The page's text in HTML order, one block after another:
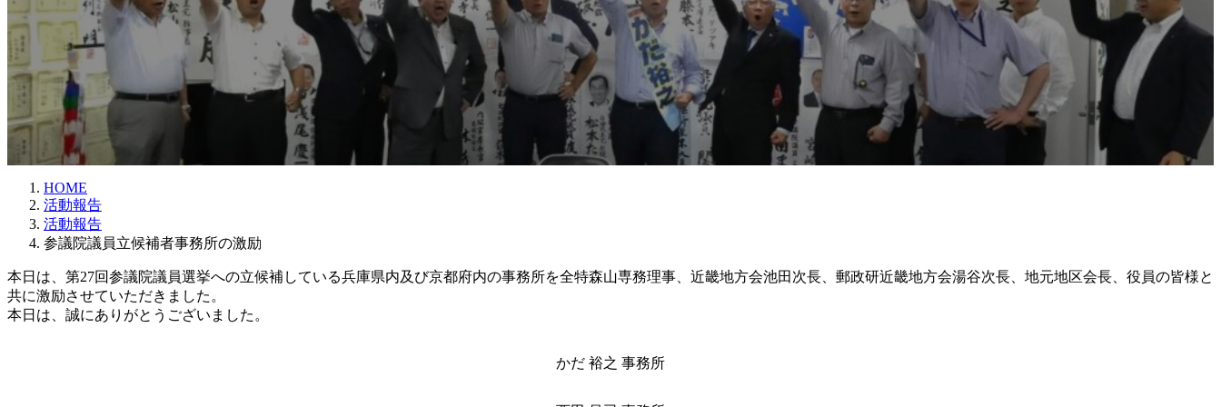
HOME
活動報告
活動報告
参議院議員立候補者事務所の激励
本日は、第27回参議院議員選挙への立候補している兵庫県内及び京都府内の事務所を全特森山専務理事、近畿地方会池田次長、郵政研近畿地方会湯谷次長、地元地区会長、役員の皆様と
共に激励させていただきました。
本日は、誠にありがとうございました。
かだ 裕之 事務所